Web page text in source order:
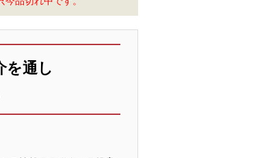
を通し